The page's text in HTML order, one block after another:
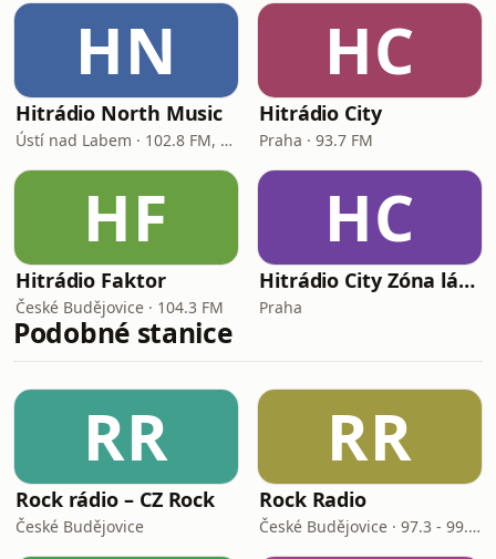
HN
Hitrádio North Music
Ústí nad Labem · 102.8 FM, 106.2 FM
HC
Hitrádio City
Praha · 93.7 FM
HF
Hitrádio Faktor
České Budějovice · 104.3 FM
HC
Hitrádio City Zóna lásky
Praha
Podobné stanice
RR
Rock rádio – CZ Rock
České Budějovice
RR
Rock Radio
České Budějovice · 97.3 - 99.7 FM